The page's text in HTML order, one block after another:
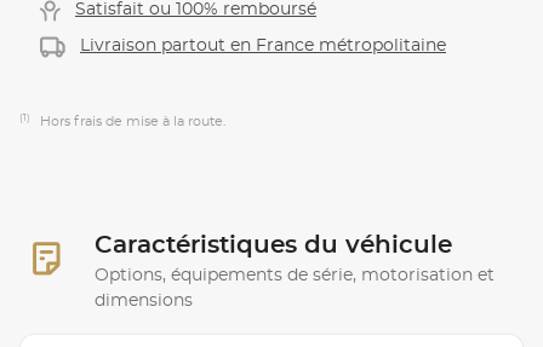
Satisfait ou 100% remboursé
Livraison partout en France métropolitaine
(1) Hors frais de mise à la route.
Caractéristiques du véhicule
Options, équipements de série, motorisation et
dimensions